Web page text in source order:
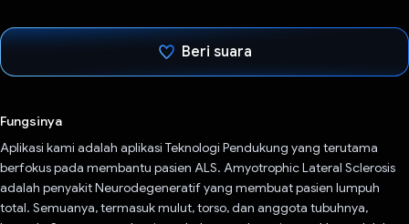
Beri suara
Fungsinya
Aplikasi kami adalah aplikasi Teknologi Pendukung yang terutama
berfokus pada membantu pasien ALS. Amyotrophic Lateral Sclerosis
adalah penyakit Neurodegeneratif yang membuat pasien lumpuh
total. Semuanya, termasuk mulut, torso, dan anggota tubuhnya,